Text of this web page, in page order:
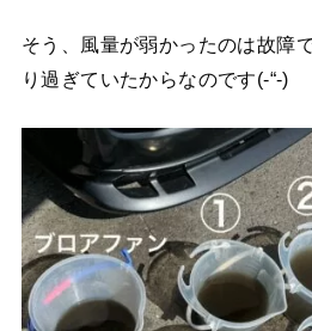
そう、風量が弱かったのは故障
り過ぎていたからなのです(-“-)